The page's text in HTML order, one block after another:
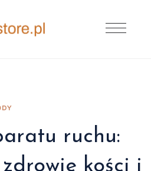
ruchu:
kości i